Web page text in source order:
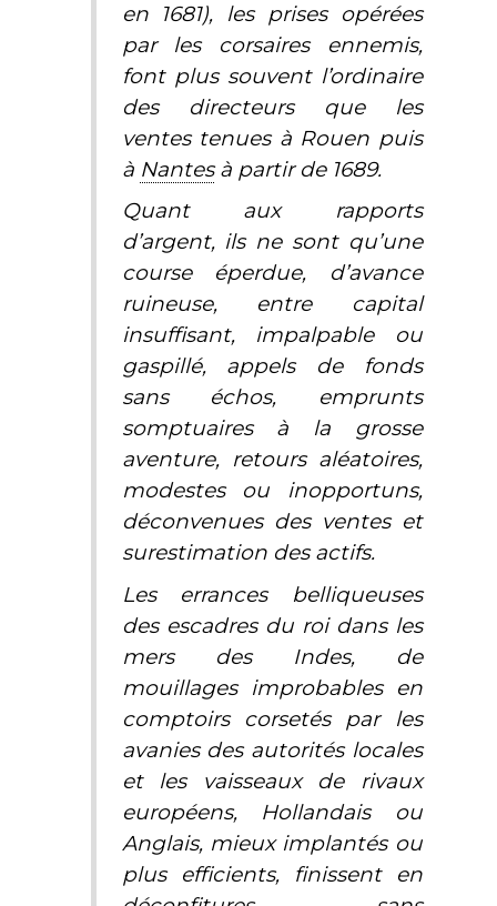
en 1681), les prises opérées
par les corsaires ennemis,
font plus souvent l’ordinaire
des directeurs que les
ventes tenues à Rouen puis
à Nantesà partir de 1689.
Quant aux rapports
d’argent, ils ne sont qu’une
course éperdue, d’avance
ruineuse, entre capital
insuffisant, impalpable ou
gaspillé, appels de fonds
sans échos, emprunts
somptuaires à la grosse
aventure, retours aléatoires,
modestes ou inopportuns,
déconvenues des ventes et
surestimation des actifs.
Les errances belliqueuses
des escadres du roi dans les
mers des Indes, de
mouillages improbables en
comptoirs corsetés par les
avanies des autorités locales
et les vaisseaux de rivaux
européens, Hollandais ou
Anglais, mieux implantés ou
plus efficients, finissent en